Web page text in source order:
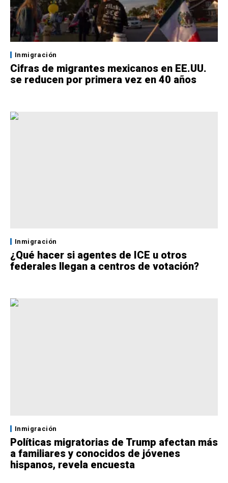
Inmigración
Cifras de migrantes mexicanos en EE.UU.
se reducen por primera vez en 40 años
Inmigración
¿Qué hacer si agentes de ICE u otros
federales llegan a centros de votación?
Inmigración
Políticas migratorias de Trump afectan más
a familiares y conocidos de jóvenes
hispanos, revela encuesta